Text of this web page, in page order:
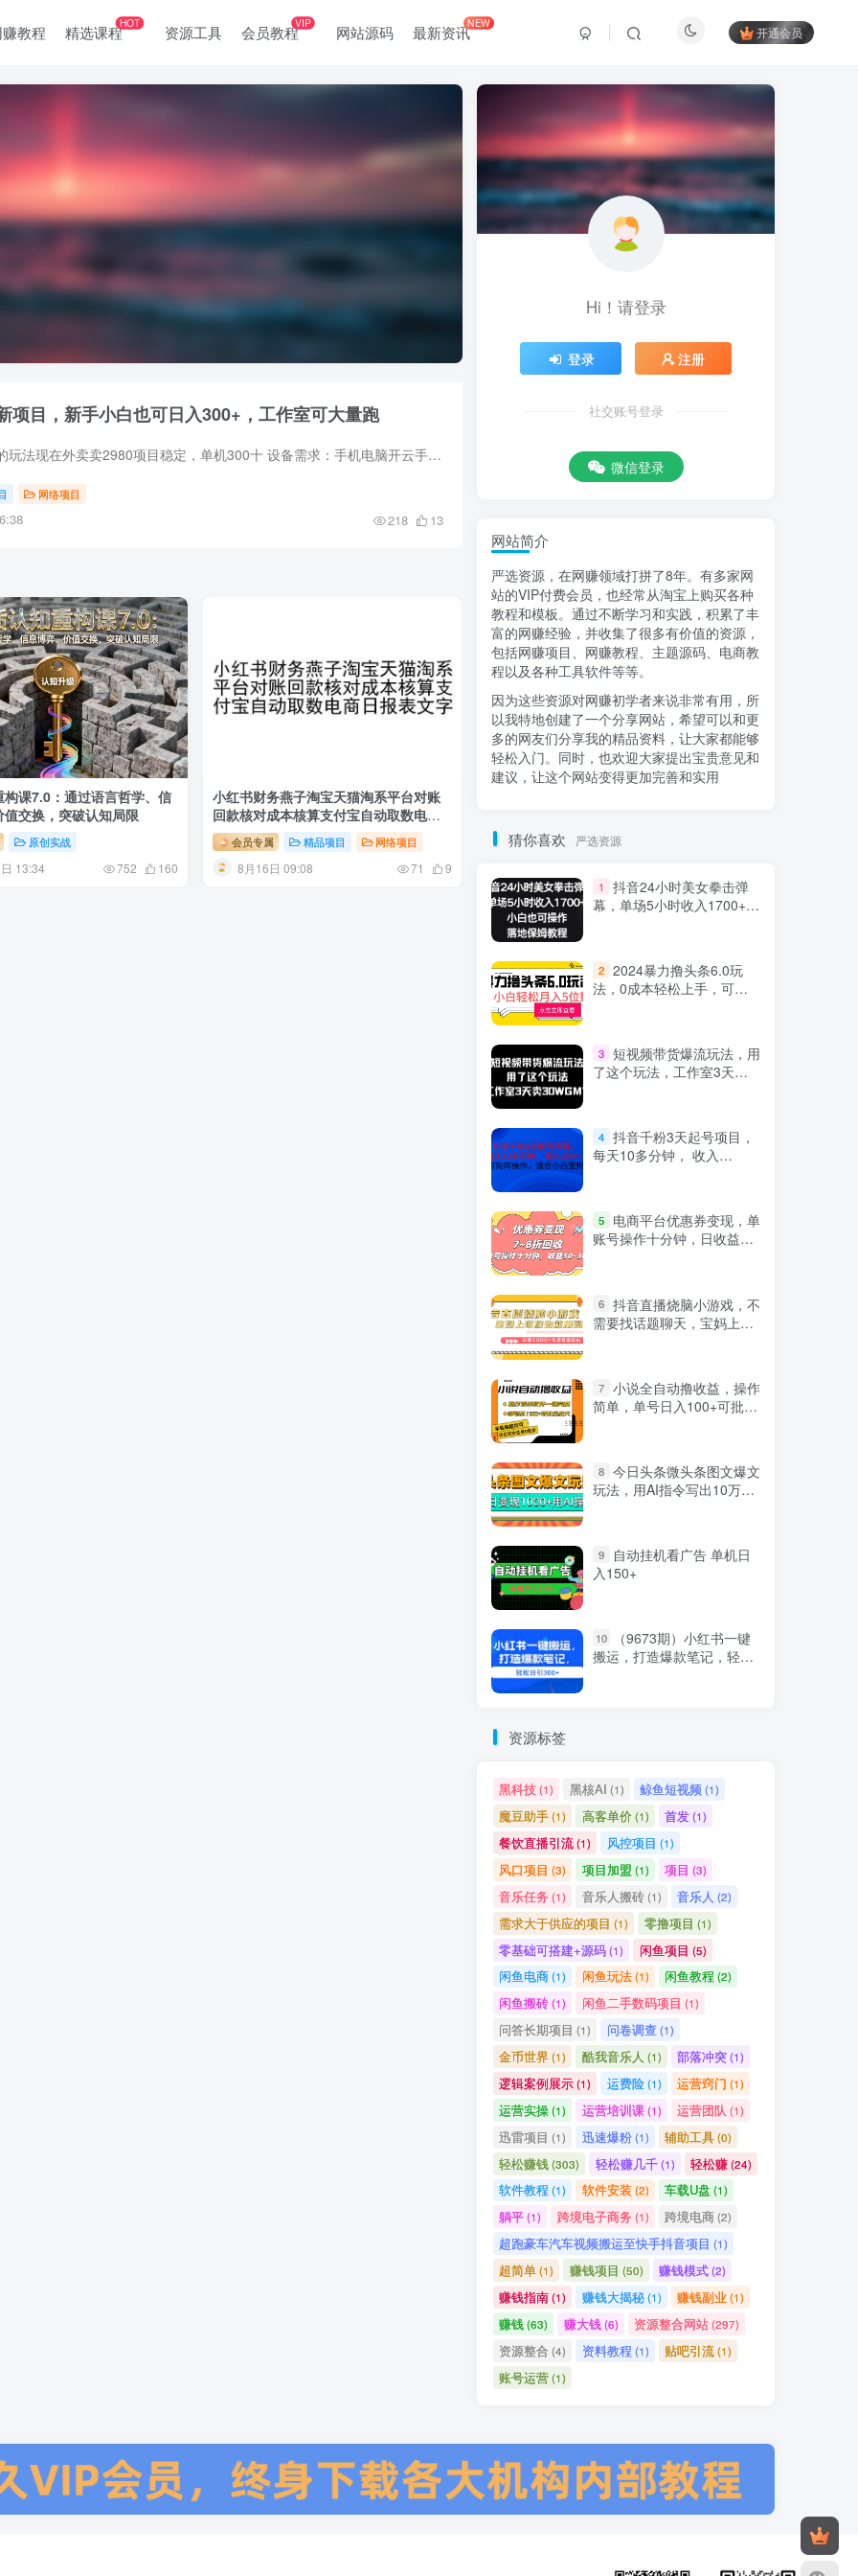
教程 精选课程HOT 资源工具 会员教程VIP 网站源码 最新资讯NEW
开通会员
项目，新手小白也可日入300+，工作室可大量跑
前段时间刚研究出来的玩法现在外卖卖2980项目稳定，单机300十 设备需求：手机电脑开云手机跑都可
网络项目
218 13
构课7.0：通过语言哲学、信
值交换，突破认知局限
原创实战
13:34 752 160
小红书财务燕子淘宝天猫淘系平台对账
回款核对成本核算支付宝自动取数电商
日报表
会员专属 精品项目 网络项目
8月16日 09:08 71 9
会员专属 原创实战
Hi！请登录
登录 注册
社交账号登录
微信登录
网站简介
严选资源，在网赚领域打拼了8年。有多家网
站的VIP付费会员，也经常从淘宝上购买各种
教程和模板。通过不断学习和实践，积累了丰
富的网赚经验，并收集了很多有价值的资源，
包括网赚项目、网赚教程、主题源码、电商教
程以及各种工具软件等等。
因为这些资源对网赚初学者来说非常有用，所
以我特地创建了一个分享网站，希望可以和更
多的网友们分享我的精品资料，让大家都能够
轻松入门。同时，也欢迎大家提出宝贵意见和
建议，让这个网站变得更加完善和实用
猜你喜欢 严选资源
1
抖音24小时美女拳击弹
幕，单场5小时收入1700+，
2 2024暴力撸头条6.0玩
法，0成本轻松上手，可矩
3
短视频带货爆流玩法，用
了这个玩法，工作室3天卖
4 抖音千粉3天起号项目，
每天10多分钟， 收入
5
电商平台优惠券变现，单
账号操作十分钟，日收益
6 抖音直播烧脑小游戏，不
需要找话题聊天，宝妈上班
7 小说全自动撸收益，操作
简单，单号日入100+可批量
8 今日头条微头条图文爆文
玩法，用AI指令写出10万
9
自动挂机看广告 单机日
入150+
10
（9673期）小红书一键
搬运，打造爆款笔记，轻松
资源标签
黑科技(1) 黑核AI (1) 鲸鱼短视频(1)
魔豆助手(1) 高客单价(1) 首发(1)
餐饮直播引流(1) 风控项目 (1)
风口项目 (3) 项目加盟 (1) 项目 (3)
音乐任务(1) 音乐人搬砖(1) 音乐人 (2)
需求大于供应的项目 (1) 零撸项目 (1)
零基础可搭建+源码(1) 闲鱼项目 (5)
闲鱼电商(1) 闲鱼玩法(1) 闲鱼教程 (2)
闲鱼搬砖(1) 闲鱼二手数码项目 (1)
问答长期项目 (1) 问卷调查 (1)
金币世界(1) 酷我音乐人 (1) 部落冲突(1)
逻辑案例展示(1) 运费险(1) 运营窍门 (1)
运营实操(1) 运营培训课(1) 运营团队 (1)
迅雷项目 (1) 迅速爆粉(1) 辅助工具(0)
轻松赚钱(303) 轻松赚几千(1) 轻松赚(24)
软件教程 (1) 软件安装 (2) 车载U盘 (1)
躺平(1) 跨境电子商务(1) 跨境电商(2)
超跑豪车汽车视频搬运至快手抖音项目 (1)
超简单(1) 赚钱项目 (50) 赚钱模式(2)
赚钱指南(1) 赚钱大揭秘(1) 赚钱副业 (1)
赚钱(63) 赚大钱(6) 资源整合网站(297)
资源整合(4) 资料教程 (1) 贴吧引流(1)
账号运营(1)